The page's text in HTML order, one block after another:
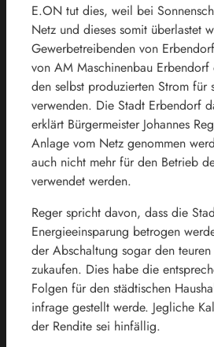
E.ON tut dies, weil bei
Netz und dieses somit überlastet
Gewerbetreibenden von
von AM Maschinenbau
den selbst produzierten Strom für
verwenden. Die Stadt Erbendorf
erklärt Bürgermeister Johannes
Anlage vom Netz genommen
auch nicht mehr für den Betrieb
verwendet werden.
Reger spricht davon, dass die
Energieeinsparung betrogen
der Abschaltung sogar den
zukaufen. Dies habe die
Folgen für den städtischen
infrage gestellt werde. Jegliche
der Rendite sei hinfällig.